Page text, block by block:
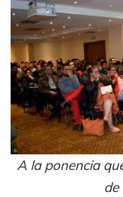
A la ponencia